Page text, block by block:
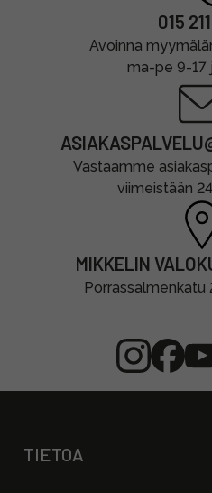
015
Avoinna
ma-pe 9-17
Vastaamme
viimeistään
MIKKELIN
Porrassalmenkatu
TIETOA